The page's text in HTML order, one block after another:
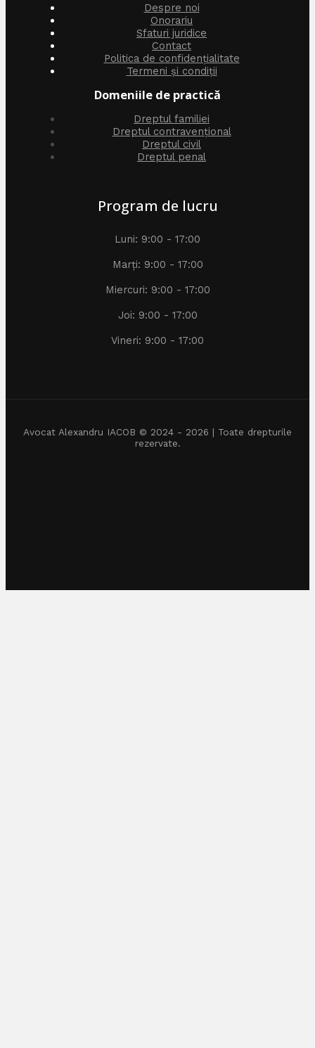
Despre noi
Onorariu
Sfaturi juridice
Contact
Politica de confidențialitate
Termeni și condiții
Domeniile de practică
Dreptul familiei
Dreptul contravențional
Dreptul civil
Dreptul penal
Program de lucru
Luni: 9:00 - 17:00
Marți: 9:00 - 17:00
Miercuri: 9:00 - 17:00
Joi: 9:00 - 17:00
Vineri: 9:00 - 17:00
Avocat Alexandru IACOB © 2024 - 2026 | Toate drepturile
rezervate.